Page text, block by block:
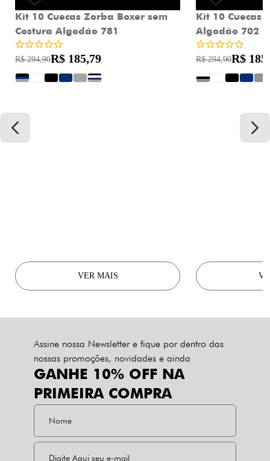
Kit 10 Cuecas Zorba Boxer sem
Costura Algodão 781
R$ 294,90R$ 185,79
? ?
VER MAIS
Kit 10 Cuecas
Algodão 702
R$ 294,90R$
?
Assine nossa Newsletter e fique por dentro das
nossas promoções, novidades e ainda
GANHE 10% OFF NA
PRIMEIRA COMPRA